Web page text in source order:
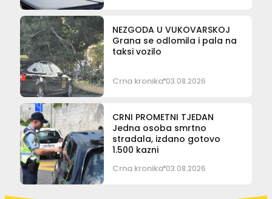
NEZGODA U VUKOVARSKOJ
Grana se odlomila i pala na
taksi vozilo
Crna kronika 03.08.2026
CRNI PROMETNI TJEDAN
Jedna osoba smrtno
stradala, izdano gotovo
1.500 kazni
Crna kronika 03.08.2026